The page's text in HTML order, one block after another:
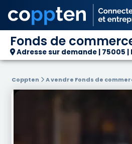
Fonds de
Adresse sur demande | 75005 |
Coppten A vendre Fonds de